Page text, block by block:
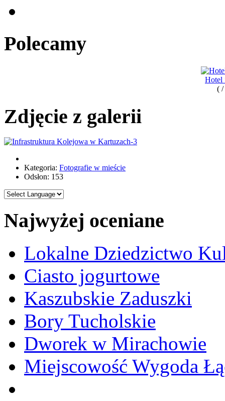
Polecamy
Hotel
( /
Zdjęcie z galerii
Kategoria: Fotografie w mieście
Odsłon: 153
Najwyżej oceniane
Lokalne Dziedzictwo
Ciasto jogurtowe
Kaszubskie Zaduszki
Bory Tucholskie
Dworek w Mirachowie
Miejscowość Wygoda